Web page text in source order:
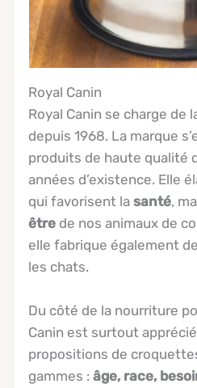
Royal Canin
Royal Canin se charge de
depuis 1968. La marque
produits de haute qualité
années d’existence. Elle
qui favorisent lasanté,
être de nos animaux de
elle fabrique également
les chats.
Du côté de la nourriture
Canin est surtout
propositions de
gammes :âge, race,